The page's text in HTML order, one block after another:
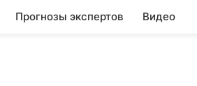
Прогнозы экспертов Видео